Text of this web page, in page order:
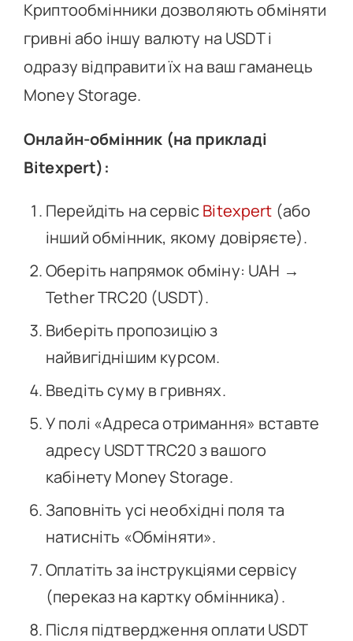
Криптообмінники дозволяють обміняти
гривні або іншу валюту на USDT і
одразу відправити їх на ваш гаманець
Money Storage.
Онлайн-обмінник (на прикладі
Bitexpert):
Перейдіть на сервісBitexpert (або
інший обмінник, якому довіряєте).
Оберіть напрямок обміну: UAH →
Tether TRC20 (USDT).
Виберіть пропозицію з
найвигіднішим курсом.
Введіть суму в гривнях.
У полі «Адреса отримання» вставте
адресу USDT TRC20 з вашого
кабінету Money Storage.
Заповніть усі необхідні поля та
натисніть «Обміняти».
Оплатіть за інструкціями сервісу
(переказ на картку обмінника).
Після підтвердження оплати USDT